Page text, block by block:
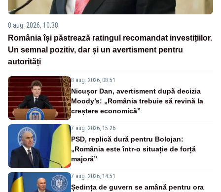
8 aug. 2026, 10:38
România își păstrează ratingul recomandat investițiilor.
Un semnal pozitiv, dar și un avertisment pentru
autorități
8 aug. 2026, 08:51
Nicușor Dan, avertisment după decizia
Moody’s: „România trebuie să revină la
creștere economică”
7 aug. 2026, 15:26
PSD, replică dură pentru Bolojan:
„România este într-o situație de forță
majoră”
7 aug. 2026, 14:51
Ședința de guvern se amână pentru ora